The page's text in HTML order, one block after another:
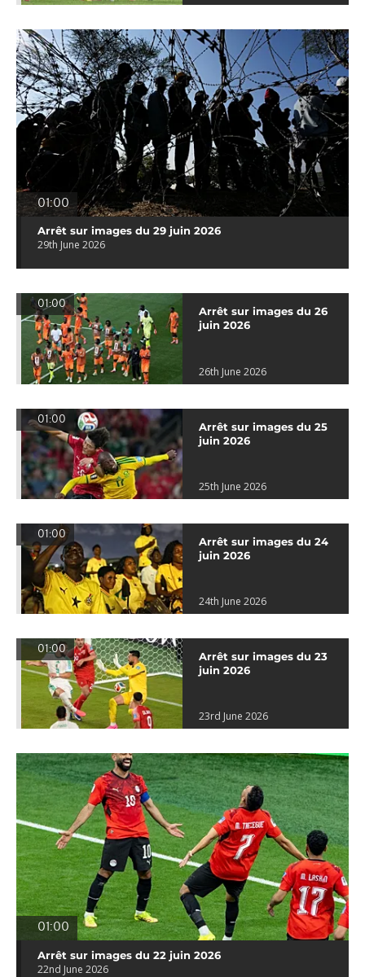
01:00
Arrêt sur images du 29 juin 2026
29th June 2026
01:00
Arrêt sur images du 26
juin 2026
26th June 2026
01:00
Arrêt sur images du 25
juin 2026
25th June 2026
01:00
Arrêt sur images du 24
juin 2026
24th June 2026
01:00
Arrêt sur images du 23
juin 2026
23rd June 2026
01:00
Arrêt sur images du 22 juin 2026
22nd June 2026